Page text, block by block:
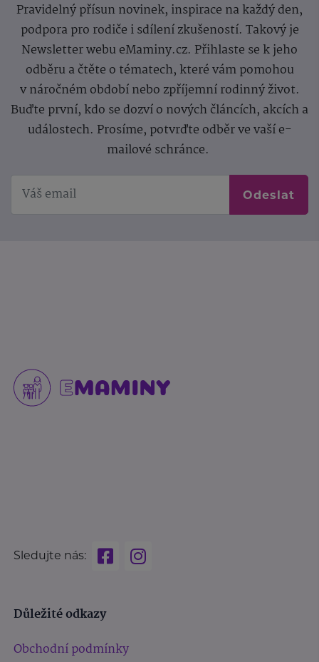
Pravidelný přísun novinek, inspirace na každý den,
podpora pro rodiče i sdílení zkušeností. Takový je
Newsletter webu eMaminy.cz. Přihlaste se k jeho
odběru a čtěte o tématech, které vám pomohou
v náročném období nebo zpříjemní rodinný život.
Buďte první, kdo se dozví o nových článcích, akcích a
událostech. Prosíme, potvrďte odběr ve vaší e-
mailové schránce.
Odeslat
Sledujte nás:
Důležité odkazy
Obchodní podmínky